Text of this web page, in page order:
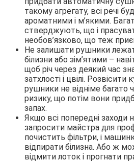
такому агрегату, всі речі
ароматними і м’якими.
стверджують, що і
необов’язково, що теж
Не залишати рушники
білизни або зім’ятими –
щоб річ через деякий час
затхлості і цвілі. Розвісити
рушники не відніме багато
ризику, що потім вони
запах.
Якщо всі попередні заходи
запросити майстра для
почистить фільтри, і
відпирати білизна. Або ж
відмити лоток і прогнати